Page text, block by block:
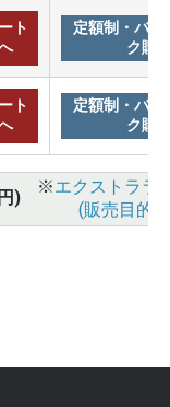
ト
定額制・バリ
ク購
ト
定額制・バリ
ク購
)
※エクストララ
(販売目的